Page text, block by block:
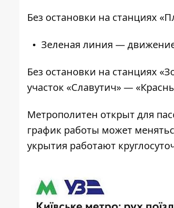
Без остановки на станциях
Зеленая линия —
Без остановки на станциях
участок «Славутич» —
Метрополитен открыт для
график работы может
укрытия работают